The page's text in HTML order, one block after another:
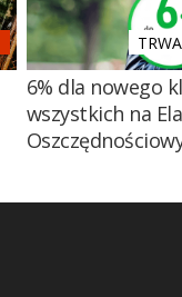
6% dla nowego
wszystkich na